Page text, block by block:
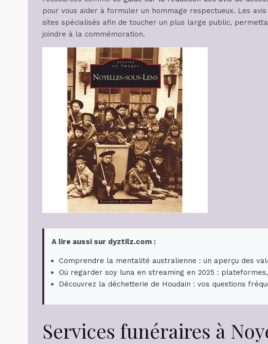
pour vous aider à formuler un hommage respectueux. Les
sites spécialisés afin de toucher un plus large public,
joindre à la commémoration.
A lire aussi sur dyztilz.com :
Comprendre la mentalité australienne : un aperçu des
Où regarder soy luna en streaming en 2025 :
Découvrez la déchetterie de Houdain : vos questions
Services funéraires à